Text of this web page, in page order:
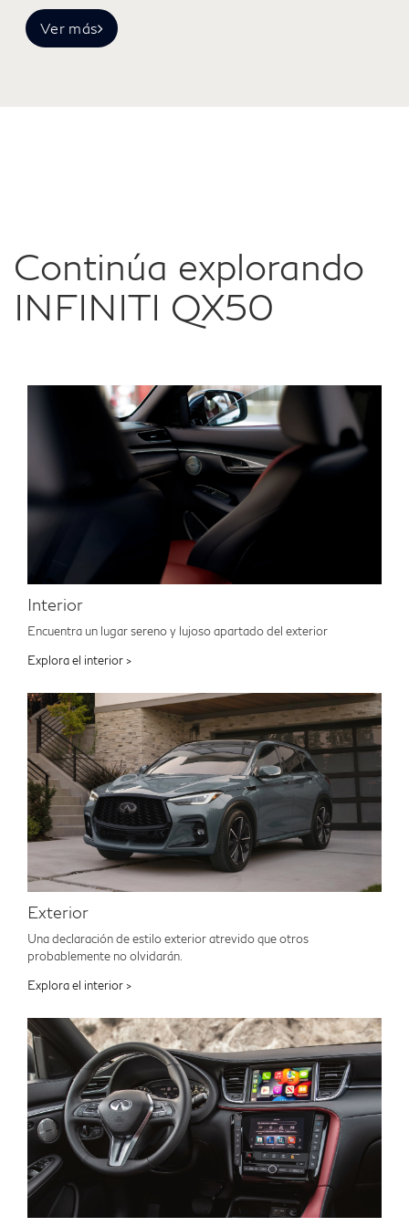
Ver más
Continúa explorando
INFINITI QX50
Interior
Encuentra un lugar sereno y lujoso apartado del exterior
Explora el interior >
Exterior
Una declaración de estilo exterior atrevido que otros
probablemente no olvidarán.
Explora el interior >